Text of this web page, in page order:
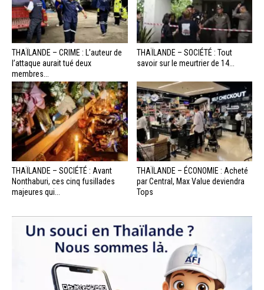
THAÏLANDE – CRIME : L’auteur de
l’attaque aurait tué deux
membres...
THAÏLANDE – SOCIÉTÉ : Tout
savoir sur le meurtrier de 14...
THAÏLANDE – SOCIÉTÉ : Avant
Nonthaburi, ces cinq fusillades
majeures qui...
THAÏLANDE – ÉCONOMIE : Acheté
par Central, Max Value deviendra
Tops